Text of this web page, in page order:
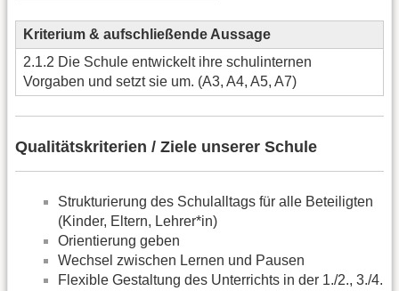
Kriterium & aufschließende Aussage
2.1.2 Die Schule entwickelt ihre schulinternen
Vorgaben und setzt sie um. (A3, A4, A5, A7)
Qualitätskriterien / Ziele unserer Schule
Strukturierung des Schulalltags für alle Beteiligten
(Kinder, Eltern, Lehrer*in)
Orientierung geben
Wechsel zwischen Lernen und Pausen
Flexible Gestaltung des Unterrichts in der 1./2., 3./4.